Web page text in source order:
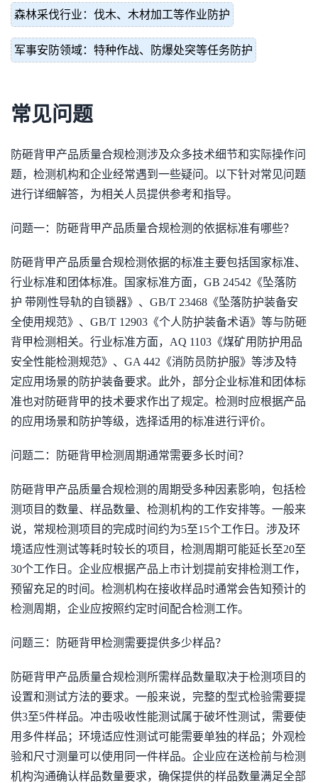
森林采伐行业：伐木、木材加工等作业防护
军事安防领域：特种作战、防爆处突等任务防护
常见问题
防砸背甲产品质量合规检测涉及众多技术细节和实际操作问
题，检测机构和企业经常遇到一些疑问。以下针对常见问题
进行详细解答，为相关人员提供参考和指导。
问题一：防砸背甲产品质量合规检测的依据标准有哪些？
防砸背甲产品质量合规检测依据的标准主要包括国家标准、
行业标准和团体标准。国家标准方面，GB 24542《坠落防
护 带刚性导轨的自锁器》、GB/T 23468《坠落防护装备安
全使用规范》、GB/T 12903《个人防护装备术语》等与防砸
背甲检测相关。行业标准方面，AQ 1103《煤矿用防护用品
安全性能检测规范》、GA 442《消防员防护服》等涉及特
定应用场景的防护装备要求。此外，部分企业标准和团体标
准也对防砸背甲的技术要求作出了规定。检测时应根据产品
的应用场景和防护等级，选择适用的标准进行评价。
问题二：防砸背甲检测周期通常需要多长时间？
防砸背甲产品质量合规检测的周期受多种因素影响，包括检
测项目的数量、样品数量、检测机构的工作安排等。一般来
说，常规检测项目的完成时间约为5至15个工作日。涉及环
境适应性测试等耗时较长的项目，检测周期可能延长至20至
30个工作日。企业应根据产品上市计划提前安排检测工作，
预留充足的时间。检测机构在接收样品时通常会告知预计的
检测周期，企业应按照约定时间配合检测工作。
问题三：防砸背甲检测需要提供多少样品？
防砸背甲产品质量合规检测所需样品数量取决于检测项目的
设置和测试方法的要求。一般来说，完整的型式检验需要提
供3至5件样品。冲击吸收性能测试属于破坏性测试，需要使
用多件样品；环境适应性测试可能需要单独的样品；外观检
验和尺寸测量可以使用同一件样品。企业应在送检前与检测
机构沟通确认样品数量要求，确保提供的样品数量满足全部